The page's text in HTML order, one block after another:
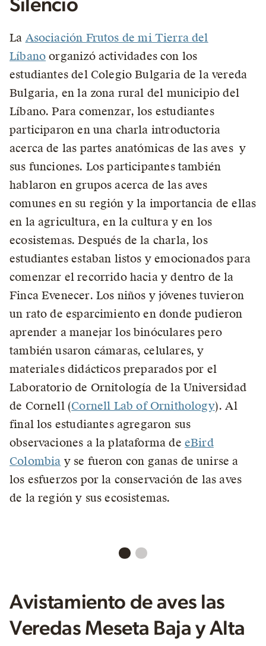
Silencio
La Asociación Frutos de mi Tierra del
Líbano organizó actividades con los
estudiantes del Colegio Bulgaria de la vereda
Bulgaria, en la zona rural del municipio del
Líbano. Para comenzar, los estudiantes
participaron en una charla introductoria
acerca de las partes anatómicas de las aves y
sus funciones. Los participantes también
hablaron en grupos acerca de las aves
comunes en su región y la importancia de ellas
en la agricultura, en la cultura y en los
ecosistemas. Después de la charla, los
estudiantes estaban listos y emocionados para
comenzar el recorrido hacia y dentro de la
Finca Evenecer. Los niños y jóvenes tuvieron
un rato de esparcimiento en donde pudieron
aprender a manejar los binóculares pero
también usaron cámaras, celulares, y
materiales didácticos preparados por el
Laboratorio de Ornitología de la Universidad
de Cornell (Cornell Lab of Ornithology). Al
final los estudiantes agregaron sus
observaciones a la plataforma de eBird
Colombia y se fueron con ganas de unirse a
los esfuerzos por la conservación de las aves
de la región y sus ecosistemas.
Avistamiento de aves las
Veredas Meseta Baja y Alta